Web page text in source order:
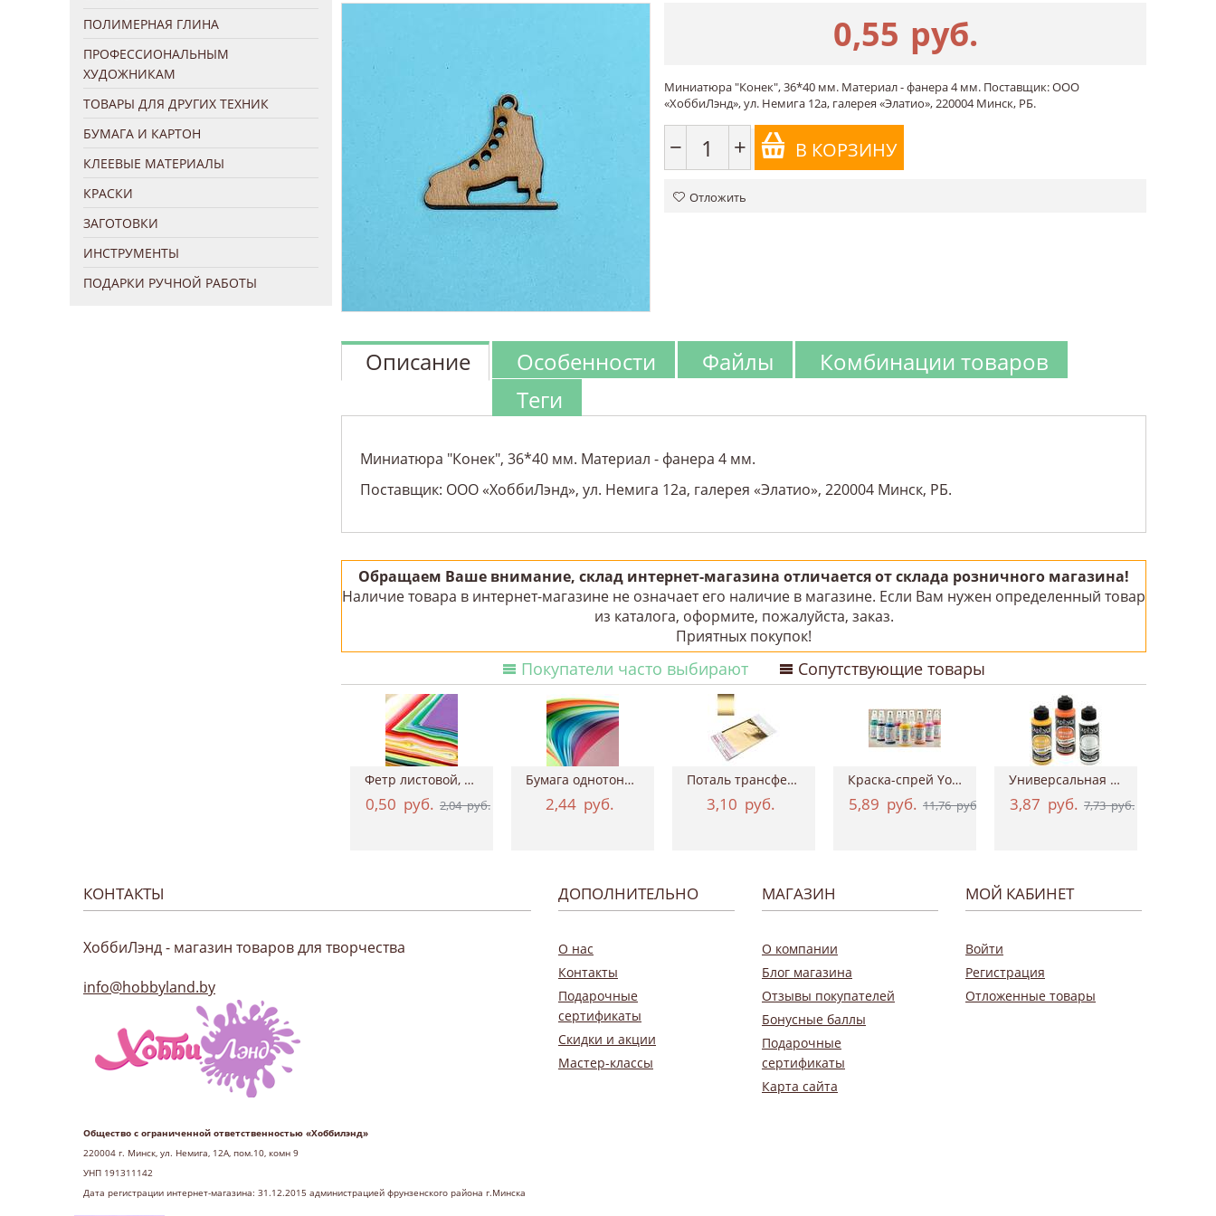
ПОЛИМЕРНАЯ ГЛИНА
ПРОФЕССИОНАЛЬНЫМ
ХУДОЖНИКАМ
ТОВАРЫ ДЛЯ ДРУГИХ ТЕХНИК
БУМАГА И КАРТОН
КЛЕЕВЫЕ МАТЕРИАЛЫ
КРАСКИ
ЗАГОТОВКИ
ИНСТРУМЕНТЫ
ПОДАРКИ РУЧНОЙ РАБОТЫ
0,55 руб.
Миниатюра "Конек", 36*40 мм. Материал - фанера 4 мм. Поставщик: ООО
«ХоббиЛэнд», ул. Немига 12а, галерея «Элатио», 220004 Минск, РБ.
− + В КОРЗИНУ
Отложить
Описание Особенности Файлы
Комбинации товаров
Теги
Миниатюра "Конек", 36*40 мм. Материал - фанера 4 мм.
Поставщик: ООО «ХоббиЛэнд», ул. Немига 12а, галерея «Элатио», 220004 Минск, РБ.
Обращаем Ваше внимание, склад интернет-магазина отличается от склада розничного магазина!
Наличие товара в интернет-магазине не означает его наличие в магазине. Если Вам нужен определенный товар
из каталога, оформите, пожалуйста, заказ.
Приятных покупок!
Покупатели часто выбирают Сопутствующие товары
Фетр листовой, 20х30 см, толщина 2 мм
0,50 руб. 2,04руб.
Бумага однотонная двухсторонняя, 50х70 см...
2,44 руб.
Поталь трансферная Geronimo, 15*100 см ТАИР
3,10 руб.
Краска-спрей Your Fashion Spray Fabric Pa...
5,89 руб. 11,76руб.
Универсальная акриловая краска Hybrid Ac...
3,87 руб. 7,73руб.
КОНТАКТЫ
ХоббиЛэнд - магазин товаров для творчества
info@hobbyland.by
Общество с ограниченной ответственностью «Хоббилэнд»
220004 г. Минск, ул. Немига, 12А, пом.10, комн 9
УНП 191311142
Дата регистрации интернет-магазина: 31.12.2015 администрацией фрунзенского района г.Минска
ДОПОЛНИТЕЛЬНО
О нас
Контакты
Подарочные
сертификаты
Скидки и акции
Мастер-классы
МАГАЗИН
О компании
Блог магазина
Отзывы покупателей
Бонусные баллы
Подарочные
сертификаты
Карта сайта
МОЙ КАБИНЕТ
Войти
Регистрация
Отложенные товары